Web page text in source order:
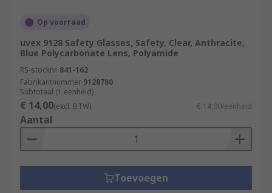
Op voorraad
uvex 9128 Safety Glasses, Safety, Clear, Anthracite,
Blue Polycarbonate Lens, Polyamide
RS-stocknr. 841-162
Fabrikantnummer 9128780
Subtotaal (1 eenheid)
€ 14,00(excl. BTW) € 14,00/eenheid
Aantal
Toevoegen